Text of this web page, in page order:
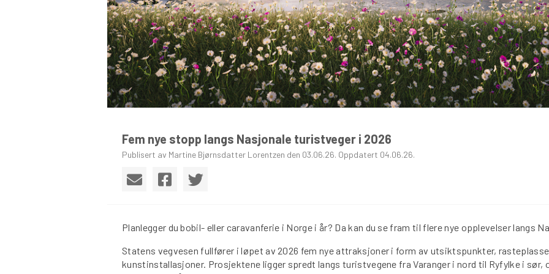
GRAFISK PROFIL
ANNONSERING / ADVERTISING
Fem nye stopp langs Nasjonale turistveger i 2026
Publisert av Martine Bjørnsdatter Lorentzen den 03.06.26. Oppdatert 04.06.26.
Planlegger du bobil- eller caravanferie i Norge i år? Da kan du se fram til flere nye opplevelser langs
Statens vegvesen fullfører i løpet av 2026 fem nye attraksjoner i form av utsiktspunkter,
kunstinstallasjoner. Prosjektene ligger spredt langs turistvegene fra Varanger i nord til Ryfylke i sør,